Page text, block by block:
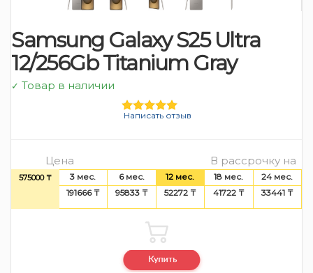
Samsung Galaxy S25 Ultra
12/256Gb Titanium Gray
✓ Товар в наличии
Написать отзыв
Цена В рассрочку на
575000 ₸ 3 мес. 6 мес. 12 мес. 18 мес.
24 мес.
191666 ₸
95833 ₸ 52272 ₸ 41722 ₸ 33441 ₸